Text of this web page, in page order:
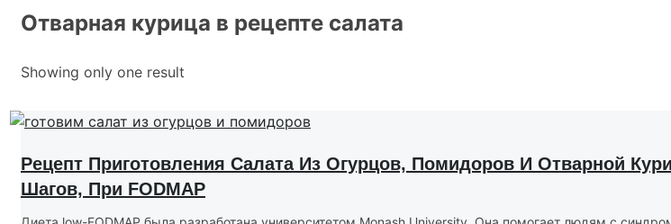
Отварная курица в рецепте салата
Showing only one result
Рецепт Приготовления Салата Из Огурцов, Помидоров И Отварной
Шагов, При FODMAP